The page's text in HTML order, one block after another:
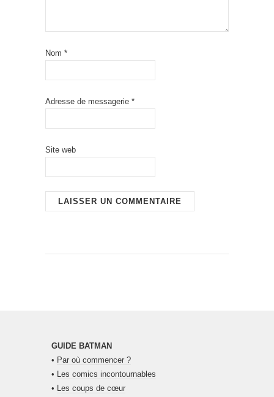
Nom *
Adresse de messagerie *
Site web
GUIDE BATMAN
• Par où commencer ?
• Les comics incontournables
• Les coups de cœur